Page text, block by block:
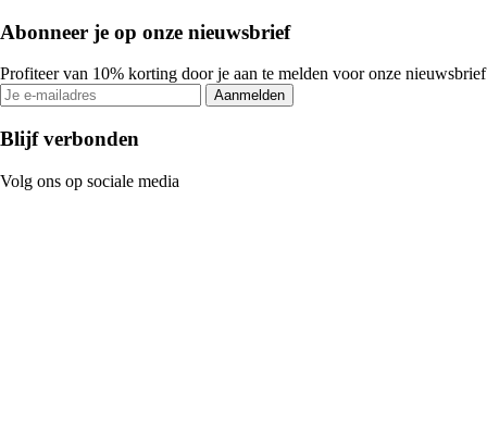
Abonneer je op onze nieuwsbrief
Profiteer van 10% korting door je aan te melden voor onze nieuwsbrief
Aanmelden
Blijf verbonden
Volg ons op sociale media